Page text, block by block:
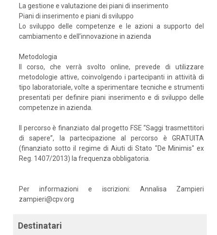
La gestione e valutazione dei piani di inserimento
Piani di inserimento e piani di sviluppo
Lo sviluppo delle competenze e le azioni a supporto del
cambiamento e dell’innovazione in azienda
Metodologia
Il corso, che verrà svolto online, prevede di utilizzare
metodologie attive, coinvolgendo i partecipanti in attività di
tipo laboratoriale, volte a sperimentare tecniche e strumenti
presentati per definire piani inserimento e di sviluppo delle
competenze in azienda.
Il percorso è finanziato dal progetto FSE “Saggi trasmettitori
di sapere”, la partecipazione al percorso è GRATUITA
(finanziato sotto il regime di Aiuti di Stato "De Minimis" ex
Reg. 1407/2013) la frequenza obbligatoria.
Per informazioni e iscrizioni: Annalisa Zampieri
zampieri@cpv.org
Destinatari